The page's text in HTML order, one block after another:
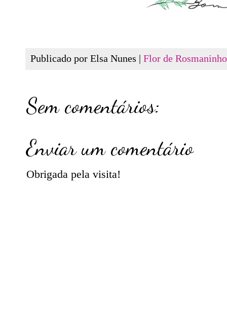
Publicado por Elsa Nunes | Flor de
Sem comentários:
Enviar um comentário
Obrigada pela visita!